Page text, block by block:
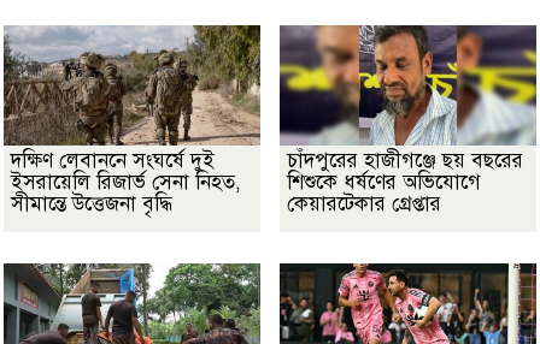
দক্ষিণ লেবাননে সংঘর্ষে দুই
ইসরায়েলি রিজার্ভ সেনা নিহত,
সীমান্তে উত্তেজনা বৃদ্ধি
চাঁদপুরের হাজীগঞ্জে ছয় বছরের
শিশুকে ধর্ষণের অভিযোগে
কেয়ারটেকার গ্রেপ্তার